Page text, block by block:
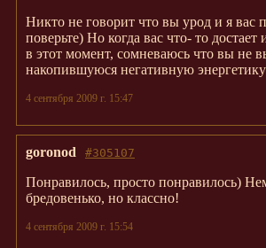
Никто не говорит что вы урод и я вас
поверьте) Но когда вас что- то
в этот момент, сомневаюсь что вы не
накопившуюся негативную
4 сентября 2009 г. 15:47
#305107
goronod
Понравилось, просто понравилось)
бредовенько, но классно!
4 сентября 2009 г. 15:54